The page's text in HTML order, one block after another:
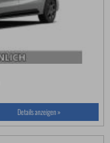
Details anzeigen »